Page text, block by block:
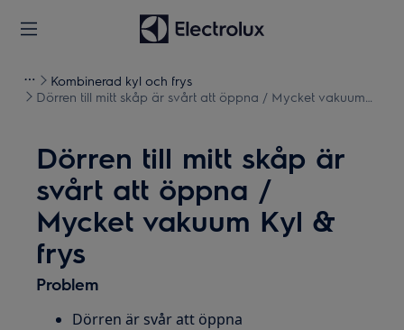
Kombinerad kyl och frys
Dörren till mitt skåp är svårt att öppna / Mycket vakuum
Dörren till mitt skåp är
svårt att öppna /
Mycket vakuum Kyl &
frys
Problem
Dörren är svår att öppna